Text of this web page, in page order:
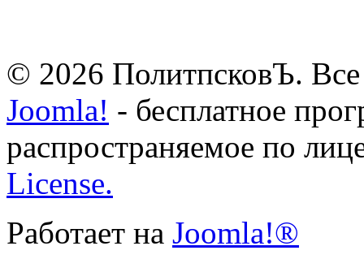
© 2026 ПолитпсковЪ.
Joomla! - бесплатное
распространяемое по
License.
Работает на Joomla!®